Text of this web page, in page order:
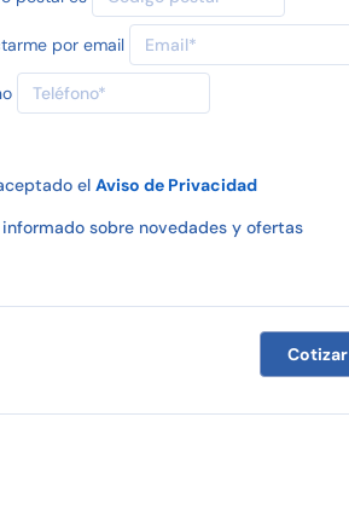
por email
el Aviso de Privacidad
sobre novedades y ofertas
Cotizar